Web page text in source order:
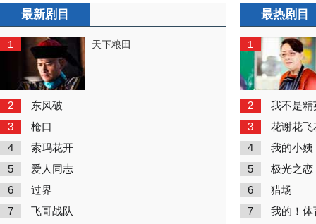
最新剧目
1 天下粮田
2 东风破
3 枪口
4 索玛花开
5 爱人同志
6 过界
7 飞哥战队
最热剧目
1
2 我不是精
3 花谢花飞
4 我的小姨
5 极光之恋
6 猎场
7 我的！体